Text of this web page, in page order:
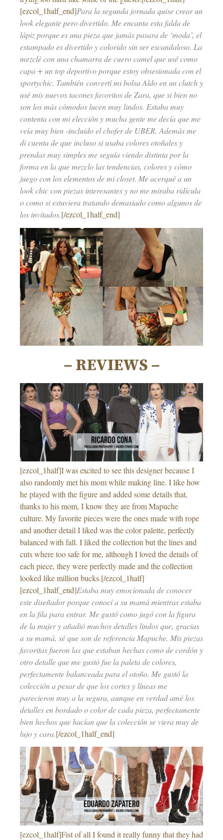
[ezcol_1half_end]Para la segunda jornada quise crear un
look elegante pero divertido. Me encanta esta falda de
lápiz porque es una pieza que jamás pasara de ‘moda’, el
estampado es divertido y colorido sin ser escandaloso. La
mezclé con una chamarra de cuero camel que usé como
capa + un top deportivo porque estoy obsesionada con el
sportychic. También convertí mi bolsa Aldo en un clutch y
usé mis nuevos tacones favoritos de Zara, que si bien no
son los más cómodos lucen muy lindos. Estaba muy
contenta con mi elección y mucha gente me decía que me
veía muy bien -incluido el chofer de UBER. Además me
di cuenta de que incluso si usaba colores otoñales y
prendas muy simples me seguía viendo distinta por la
forma en la que mezclo las tendencias, colores y cómo
juego con los elementos de mi closet. Me acerqué a un
look chic con piezas interesantes y no me miraba ridícula
o como si estuviera tratando demasiado como algunos de
los invitados.[/ezcol_1half_end]
– REVIEWS –
[ezcol_1half]I was excited to see this designer because I
also randomly met his mom while making line. I like how
he played with the figure and added some details that,
thanks to his mom, I know they are from Mapuche
culture. My favorite pieces were the ones made with rope
and another detail I liked was the color palette, perfectly
balanced with fall. I liked the collection but the lines and
cuts where too safe for me, although I loved the details of
each piece, they were perfectly made and the collection
looked like million bucks.[/ezcol_1half]
[ezcol_1half_end]Estaba muy emocionada de conocer
este diseñador porque conocí a su mamá mientras estaba
en la fila para entrar. Me gustó como jugó con la figura
de la mujer y añadió muchos detalles lindos que, gracias
a su mamá, sé que son de referencia Mapuche. Mis piezas
favoritas fueron las que estaban hechas como de cordón y
otro detalle que me gustó fue la paleta de colores,
perfectamente balanceada para el otoño. Me gustó la
colección a pesar de que los cortes y líneas me
parecieron muy a la segura, aunque en verdad amé los
detalles en bordado o color de cada pieza, perfectamente
bien hechos que hacían que la colección se viera muy de
lujo y cara.[/ezcol_1half_end]
[ezcol_1half]Fist of all I found it really funny that they had